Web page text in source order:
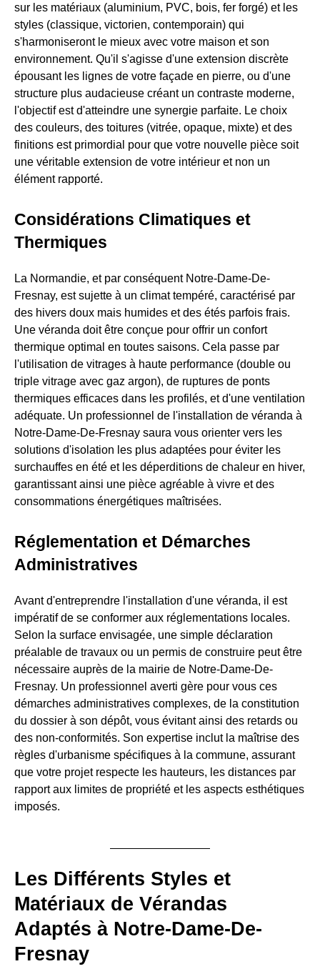
sur les matériaux (aluminium, PVC, bois, fer forgé) et les
styles (classique, victorien, contemporain) qui
s'harmoniseront le mieux avec votre maison et son
environnement. Qu'il s'agisse d'une extension discrète
épousant les lignes de votre façade en pierre, ou d'une
structure plus audacieuse créant un contraste moderne,
l'objectif est d'atteindre une synergie parfaite. Le choix
des couleurs, des toitures (vitrée, opaque, mixte) et des
finitions est primordial pour que votre nouvelle pièce soit
une véritable extension de votre intérieur et non un
élément rapporté.
Considérations Climatiques et
Thermiques
La Normandie, et par conséquent Notre-Dame-De-
Fresnay, est sujette à un climat tempéré, caractérisé par
des hivers doux mais humides et des étés parfois frais.
Une véranda doit être conçue pour offrir un confort
thermique optimal en toutes saisons. Cela passe par
l'utilisation de vitrages à haute performance (double ou
triple vitrage avec gaz argon), de ruptures de ponts
thermiques efficaces dans les profilés, et d'une ventilation
adéquate. Un professionnel de l'installation de véranda à
Notre-Dame-De-Fresnay saura vous orienter vers les
solutions d'isolation les plus adaptées pour éviter les
surchauffes en été et les déperditions de chaleur en hiver,
garantissant ainsi une pièce agréable à vivre et des
consommations énergétiques maîtrisées.
Réglementation et Démarches
Administratives
Avant d'entreprendre l'installation d'une véranda, il est
impératif de se conformer aux réglementations locales.
Selon la surface envisagée, une simple déclaration
préalable de travaux ou un permis de construire peut être
nécessaire auprès de la mairie de Notre-Dame-De-
Fresnay. Un professionnel averti gère pour vous ces
démarches administratives complexes, de la constitution
du dossier à son dépôt, vous évitant ainsi des retards ou
des non-conformités. Son expertise inclut la maîtrise des
règles d'urbanisme spécifiques à la commune, assurant
que votre projet respecte les hauteurs, les distances par
rapport aux limites de propriété et les aspects esthétiques
imposés.
Les Différents Styles et
Matériaux de Vérandas
Adaptés à Notre-Dame-De-
Fresnay